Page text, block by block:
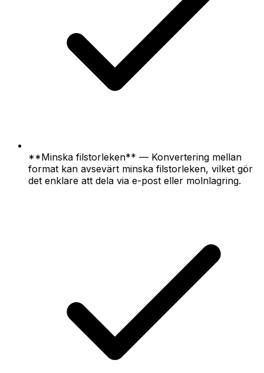
**Minska filstorleken** — Konvertering mellan
format kan avsevärt minska filstorleken, vilket gör
det enklare att dela via e-post eller molnlagring.